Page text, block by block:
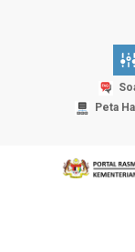
Peta